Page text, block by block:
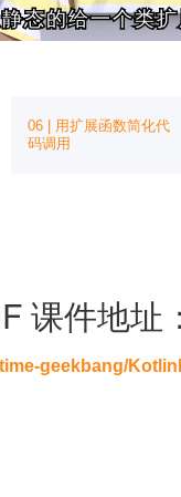
态的给一个类
态的给一个类
06 | 用扩展函数简化代
码调用
课件地址：
geekbang/